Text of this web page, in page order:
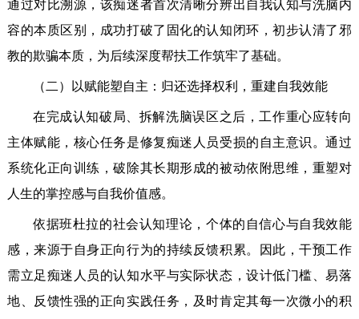
通过对比溯源，该痴迷者首次清晰分辨出自我认知与洗脑内
容的本质区别，成功打破了固化的认知闭环，初步认清了邪
教的欺骗本质，为后续深度帮扶工作筑牢了基础。
（二）以赋能塑自主：归还选择权利，重建自我效能
在完成认知破局、拆解洗脑误区之后，工作重心应转向
主体赋能，核心任务是修复痴迷人员受损的自主意识。通过
系统化正向训练，破除其长期形成的被动依附思维，重塑对
人生的掌控感与自我价值感。
依据班杜拉的社会认知理论，个体的自信心与自我效能
感，来源于自身正向行为的持续反馈积累。因此，干预工作
需立足痴迷人员的认知水平与实际状态，设计低门槛、易落
地、反馈性强的正向实践任务，及时肯定其每一次微小的积